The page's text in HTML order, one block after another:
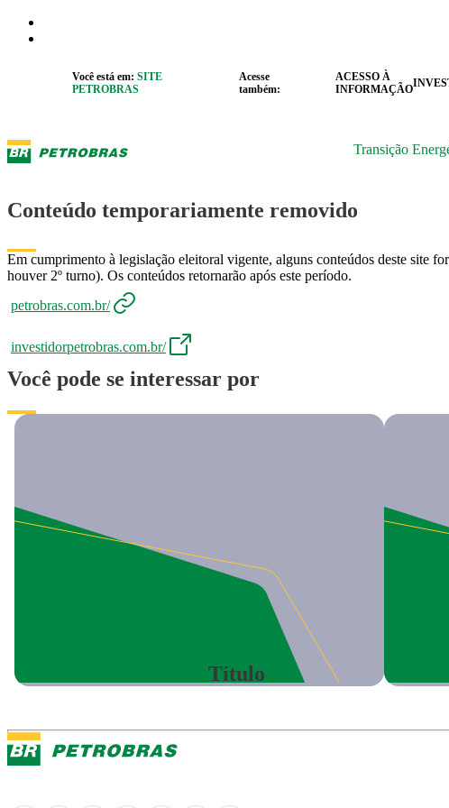
Você está em: SITE
PETROBRAS
Acesse
também:
ACESSO À
INFORMAÇÃO
Transição
Conteúdo temporariamente removido
Em cumprimento à legislação eleitoral vigente, alguns conteúdos deste site
houver 2º turno). Os conteúdos retornarão após este período.
petrobras.com.br/
investidorpetrobras.com.br/
Você pode se interessar por
Título
caixa de cookies